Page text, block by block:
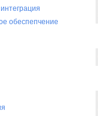
обеспепчение